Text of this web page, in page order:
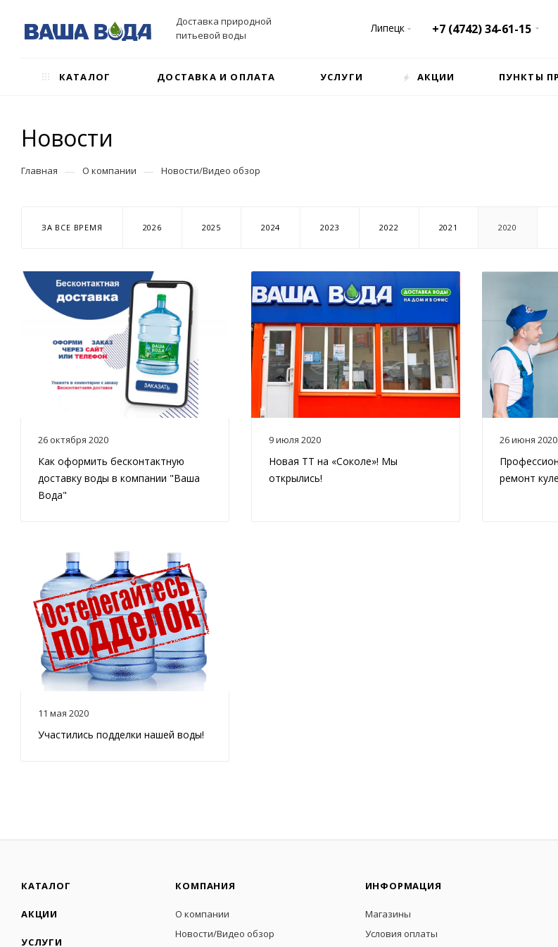
Доставка природной
питьевой воды
Липецк +7 (4742) 34-61-15
КАТАЛОГ ДОСТАВКА И ОПЛАТА УСЛУГИ АКЦИИ ПУНКТЫ
Новости
Главная — О компании — Новости/Видео обзор
ЗА ВСЕ ВРЕМЯ 2026 2025 2024 2023 2022 2021 2020
26 октября 2020
Как оформить бесконтактную
доставку воды в компании "Ваша
Вода"
9 июля 2020
Новая ТТ на «Соколе»! Мы
открылись!
26 июня 2020
ремонт
11 мая 2020
Участились подделки нашей воды!
КАТАЛОГ
АКЦИИ
УСЛУГИ
КОМПАНИЯ
О компании
Новости/Видео обзор
ИНФОРМАЦИЯ
Магазины
Условия оплаты